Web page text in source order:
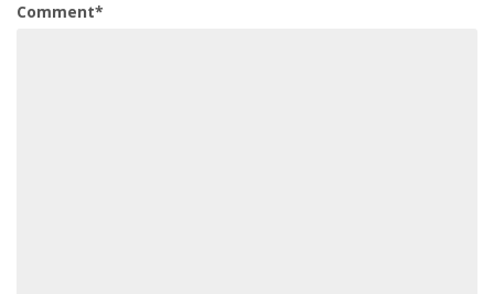
Comment*